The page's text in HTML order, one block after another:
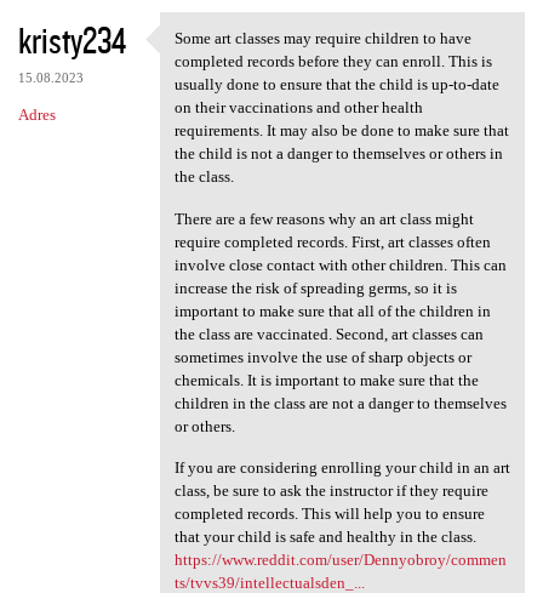
kristy234
15.08.2023
Adres
Some art classes may require
Some art classes may require children to have
completed records before they can enroll. This is
usually done to ensure that the child is up-to-date
on their vaccinations and other health
requirements. It may also be done to make sure that
the child is not a danger to themselves or others in
the class.
There are a few reasons why an art class might
require completed records. First, art classes often
involve close contact with other children. This can
increase the risk of spreading germs, so it is
important to make sure that all of the children in
the class are vaccinated. Second, art classes can
sometimes involve the use of sharp objects or
chemicals. It is important to make sure that the
children in the class are not a danger to themselves
or others.
If you are considering enrolling your child in an art
class, be sure to ask the instructor if they require
completed records. This will help you to ensure
that your child is safe and healthy in the class.
https://www.reddit.com/user/Dennyobroy/commen
ts/tvvs39/intellectualsden_...